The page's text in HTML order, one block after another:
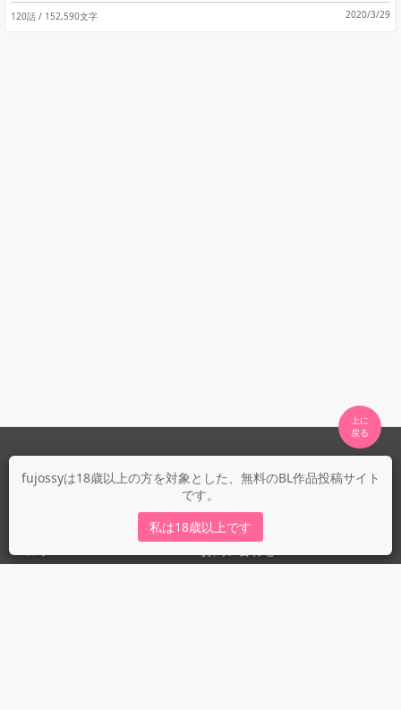
fujossyは18歳以上の方を対象とした、無料のBL作品投稿サイト
です。
私は18歳以上です
120話 / 152,590文字 2020/3/29
上に
fujossyについて
fujossy運営ブログ